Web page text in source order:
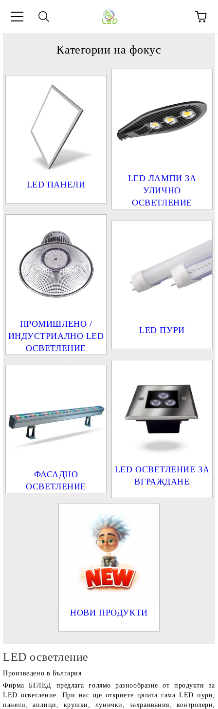
Категории на фокус
LED ПАНЕЛИ
LED ЛАМПИ ЗА
УЛИЧНО
ОСВЕТЛЕНИЕ
ПРОМИШЛЕНО /
ИНДУСТРИАЛНО LED
ОСВЕТЛЕНИЕ
LED ПУРИ
ФАСАДНО
ОСВЕТЛЕНИЕ
LED ОСВЕТЛЕНИЕ ЗА
ВГРАЖДАНЕ
НОВИ ПРОДУКТИ
LED осветление
Произведено в България
ФирмаБГЛЕД
предлага голямо разнообразие от продукти за
LED осветление. При нас ще откриете цялата гама LED пури,
панели, аплици, крушки, лунички, захранвания, контролери,